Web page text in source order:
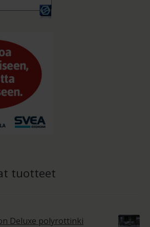
tuotteet
Deluxe polyrottinki